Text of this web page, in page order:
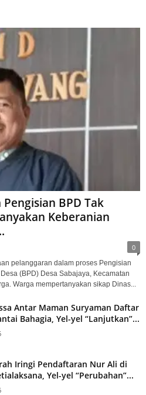
BPD Tak
Keberanian
0
pelanggaran dalam proses Pengisian
(BPD) Desa Sabajaya, Kecamatan
Warga mempertanyakan sikap Dinas...
Antar Maman Suryaman Daftar
Bahagia, Yel-yel “Lanjutkan”...
Iringi Pendaftaran Nur Ali di
Yel-yel “Perubahan”...